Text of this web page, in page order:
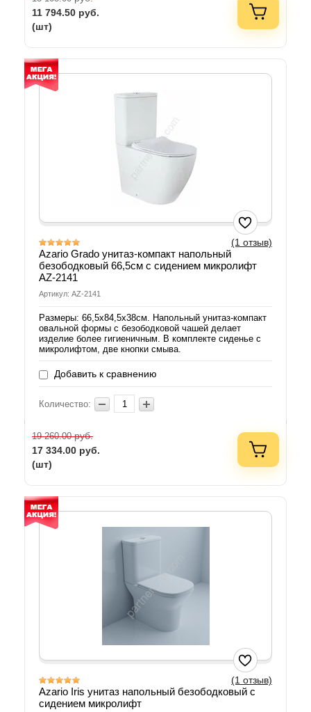
11 794.50 руб.
(шт)
(1 отзыв)
Azario Grado унитаз-компакт напольный
безободковый 66,5см с сидением микролифт
AZ-2141
Артикул: AZ-2141
Размеры: 66,5х84,5х38см. Напольный унитаз-компакт
овальной формы с безободковой чашей делает
изделие более гигиеничным. В комплекте сиденье с
микролифтом, две кнопки смыва.
Добавить к сравнению
Количество:
19 260.00руб.
17 334.00 руб.
(шт)
(1 отзыв)
Azario Iris унитаз напольный безободковый с
сидением микролифт